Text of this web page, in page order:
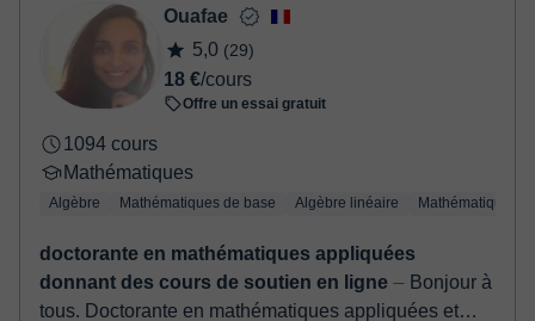
Une fois le paiement réglé, nous vous enverrons un e-mail pour
confirmer la réservation.
Ouafae
5,0 (29)
18 €/cours
Offre un essai gratuit
1094 cours
Mathématiques
Algèbre Mathématiques de base Algèbre linéaire Mathématiques
doctorante en mathématiques appliquées
donnant des cours de soutien en ligne ⏤ Bonjour à
tous. Doctorante en mathématiques appliquées et